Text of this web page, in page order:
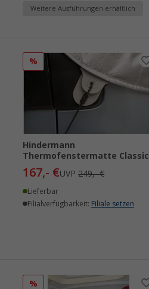
Weitere Ausführungen erhältlich
%
Hindermann
Thermofenstermatte Classic
167,- €UVP249,- €
Lieferbar
Filialverfügbarkeit: Filiale setzen
%